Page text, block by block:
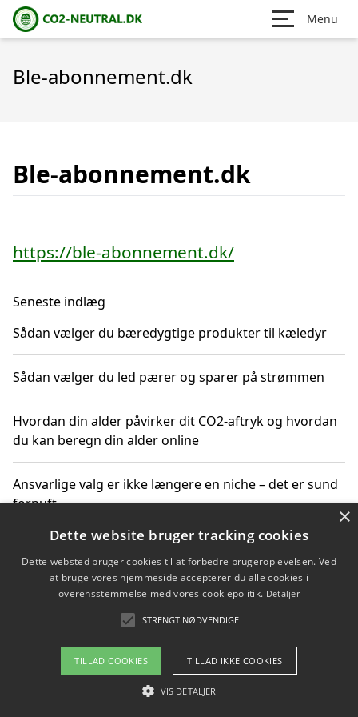
Menu
Ble-abonnement.dk
Ble-abonnement.dk
https://ble-abonnement.dk/
Seneste indlæg
Sådan vælger du bæredygtige produkter til kæledyr
Sådan vælger du led pærer og sparer på strømmen
Hvordan din alder påvirker dit CO2-aftryk og hvordan
du kan beregn din alder online
Ansvarlige valg er ikke længere en niche – det er sund
fornuft
Sådan kan du handle bæredygtigt og bestil med
faktura
Om / kontakt
Blog Betingelser
×
Dette website bruger tracking cookies
Dette websted bruger cookies til at forbedre brugeroplevelsen. Ved
at bruge vores hjemmeside accepterer du alle cookies i
overensstemmelse med vores cookiepolitik. Detaljer
STRENGT NØDVENDIGE
TILLAD COOKIES TILLAD IKKE COOKIES
VIS DETALJER